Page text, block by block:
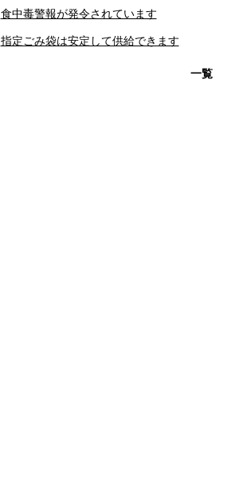
食中毒警報が発令されています
指定ごみ袋は安定して供給できます
一覧